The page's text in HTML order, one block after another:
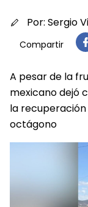
Por: Sergio
Compartir
A pesar de la
mexicano dejó
la
octágono